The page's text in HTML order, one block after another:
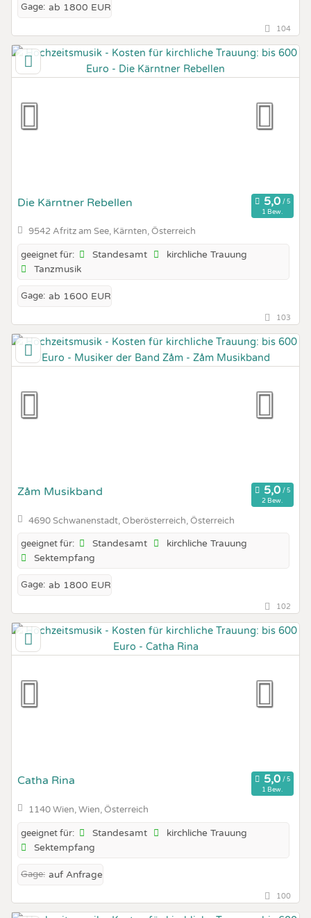
Gage: ab 1800 EUR
104
Die Kärntner Rebellen
1 Bew.
9542 Afritz am See, Kärnten, Österreich
geeignet für: Standesamt
kirchliche Trauung
Tanzmusik
Gage: ab 1600 EUR
103
Zåm Musikband
2 Bew.
4690 Schwanenstadt, Oberösterreich, Österreich
geeignet für: Standesamt
kirchliche Trauung
Sektempfang
Gage: ab 1800 EUR
102
Catha Rina
1 Bew.
1140 Wien, Wien, Österreich
geeignet für: Standesamt
kirchliche Trauung
Sektempfang
Gage: auf Anfrage
100